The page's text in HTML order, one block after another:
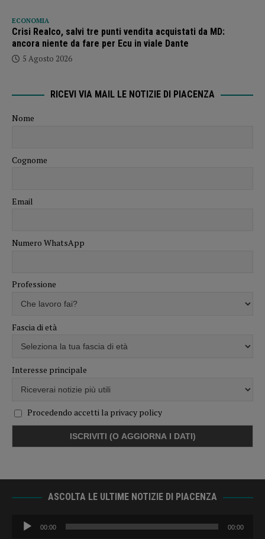
ECONOMIA
Crisi Realco, salvi tre punti vendita acquistati da MD:
ancora niente da fare per Ecu in viale Dante
5 Agosto 2026
RICEVI VIA MAIL LE NOTIZIE DI PIACENZA
Nome
Cognome
Email
Numero WhatsApp
Professione
Fascia di età
Interesse principale
Procedendo accetti la privacy policy
ASCOLTA LE ULTIME NOTIZIE DI PIACENZA
Audio
Player
00:00 00:00